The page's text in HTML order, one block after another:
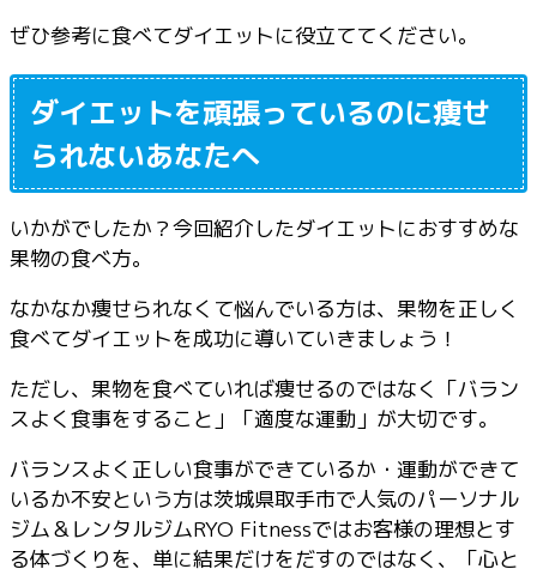
ぜひ参考に食べてダイエットに役立ててください。
ダイエットを頑張っているのに痩せ
られないあなたへ
いかがでしたか？今回紹介したダイエットにおすすめな
果物の食べ方。
なかなか痩せられなくて悩んでいる方は、果物を正しく
食べてダイエットを成功に導いていきましょう！
ただし、果物を食べていれば痩せるのではなく「バラン
スよく食事をすること」「適度な運動」が大切です。
バランスよく正しい食事ができているか・運動ができて
いるか不安という方は茨城県取手市で人気のパーソナル
ジム＆レンタルジムRYO Fitnessではお客様の理想とす
る体づくりを、単に結果だけをだすのではなく、「心と